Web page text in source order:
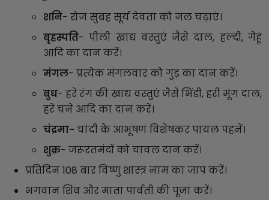
शनि- रोज सुबह सूर्य देवता को जल चढ़ाएं।
बृहस्पति- पीली खाद्य वस्तुएं जैसे दाल, हल्दी, गेहूं
आदि का दान करें।
मंगल- प्रत्येक मंगलवार को गुड़ का दान करें।
बुध- हरे रंग की खाद्य वस्तुएं जैसे भिंडी, हरी मूंग दाल,
हरे चने आदि का दान करें।
चंद्रमा- चांदी के आभूषण विशेषकर पायल पहनें।
शुक्र- जरूरतमंदों को चावल दान करें।
प्रतिदिन 108 बार विष्णु शास्त्र नाम का जाप करें।
भगवान शिव और माता पार्वती की पूजा करें।